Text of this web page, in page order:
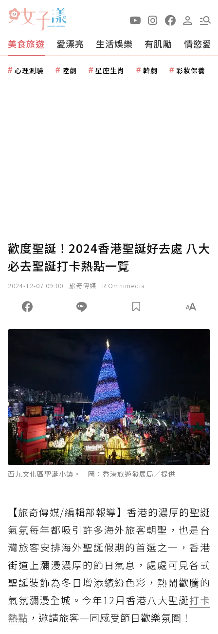
美食旅遊 愛漂亮 生活娛樂 有肌勵 情慾愛
心理測驗 陸劇 星座生肖 韓劇 彩妝保養
歡度聖誕！2024香港聖誕好去處 八大
必去聖誕打卡熱點一覽
2024-12-07 09:00 旅奇傳媒 TR Omnimedia
西九文化區聖誕小鎮。 圖：香港旅遊發展局／提供
【旅奇傳媒/編輯部報導】香港的濃厚的聖誕
氣氛每年都吸引許多海外旅客朝聖，也是台
灣旅客安排海外聖誕假期的首選之一，香港
街道上瀰漫濃厚的節日氣息，處處可見各式
聖誕裝飾為冬日增添繽紛色彩，熱鬧歡騰的
氣氛瀰漫全城。今年12月香港八大聖誕打卡
熱點 ，邀請旅客一同感受節日歡樂氛圍！